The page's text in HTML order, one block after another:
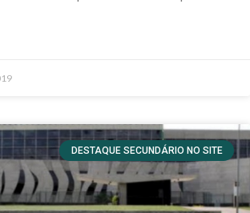
DESTAQUE SECUNDÁRIO NO SITE